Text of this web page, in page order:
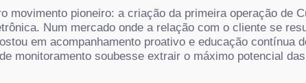
movimento pioneiro: a criação da primeira operação de
Num mercado onde a relação com o cliente se
em acompanhamento proativo e educação
monitoramento soubesse extrair o máximo potencial